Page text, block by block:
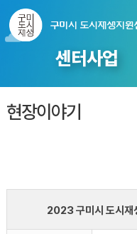
센터사업
현장이야기
2023 구미시 도시재